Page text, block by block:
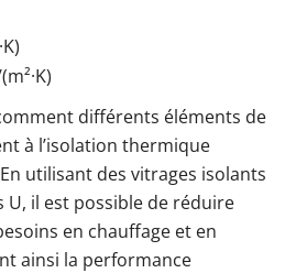
différents éléments de
à l’isolation thermique
utilisant des vitrages isolants
U, il est possible de réduire
en chauffage et en
ainsi la performance